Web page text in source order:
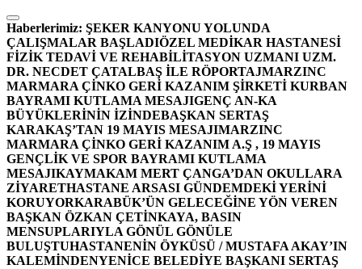
İçeriğe
atla
Haberlerimiz: ŞEKER KANYONU YOLUNDA
ÇALIŞMALAR BAŞLADIÖZEL MEDİKAR HASTANESİ
FİZİK TEDAVİ VE REHABİLİTASYON UZMANI UZM.
DR. NECDET ÇATALBAŞ İLE RÖPORTAJMARZINC
MARMARA ÇİNKO GERİ KAZANIM ŞİRKETİ KURBAN
BAYRAMI KUTLAMA MESAJIGENÇ AN-KA
BÜYÜKLERİNİN İZİNDEBAŞKAN SERTAŞ
KARAKAŞ’TAN 19 MAYIS MESAJIMARZINC
MARMARA ÇİNKO GERİ KAZANIM A.Ş , 19 MAYIS
GENÇLİK VE SPOR BAYRAMI KUTLAMA
MESAJIKAYMAKAM MERT ÇANGA’DAN OKULLARA
ZİYARETHASTANE ARSASI GÜNDEMDEKİ YERİNİ
KORUYORKARABÜK’ÜN GELECEĞİNE YÖN VEREN
BAŞKAN ÖZKAN ÇETİNKAYA, BASIN
MENSUPLARIYLA GÖNÜL GÖNÜLE
BULUŞTUHASTANENİN ÖYKÜSÜ / MUSTAFA AKAY’IN
KALEMİNDENYENİCE BELEDİYE BAŞKANI SERTAŞ